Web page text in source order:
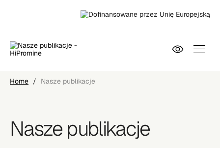
Home / Nasze publikacje
Nasze publikacje